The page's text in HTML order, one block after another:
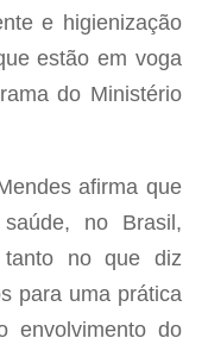
e higienização
estão em voga
do Ministério
afirma que
no Brasil,
no que diz
para uma prática
envolvimento do